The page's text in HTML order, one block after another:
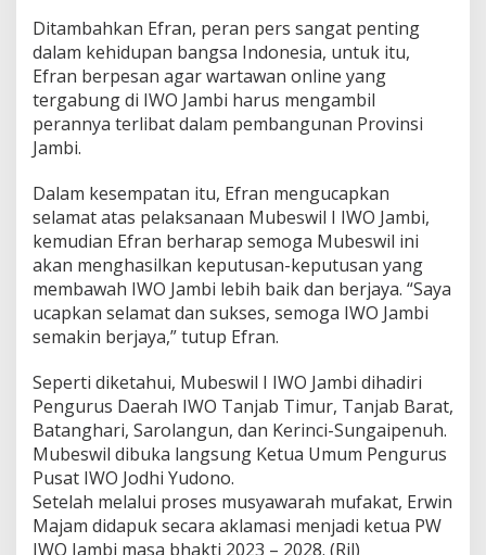
Ditambahkan Efran, peran pers sangat penting
dalam kehidupan bangsa Indonesia, untuk itu,
Efran berpesan agar wartawan online yang
tergabung di IWO Jambi harus mengambil
perannya terlibat dalam pembangunan Provinsi
Jambi.
Dalam kesempatan itu, Efran mengucapkan
selamat atas pelaksanaan Mubeswil I IWO Jambi,
kemudian Efran berharap semoga Mubeswil ini
akan menghasilkan keputusan-keputusan yang
membawah IWO Jambi lebih baik dan berjaya. “Saya
ucapkan selamat dan sukses, semoga IWO Jambi
semakin berjaya,” tutup Efran.
Seperti diketahui, Mubeswil I IWO Jambi dihadiri
Pengurus Daerah IWO Tanjab Timur, Tanjab Barat,
Batanghari, Sarolangun, dan Kerinci-Sungaipenuh.
Mubeswil dibuka langsung Ketua Umum Pengurus
Pusat IWO Jodhi Yudono.
Setelah melalui proses musyawarah mufakat, Erwin
Majam didapuk secara aklamasi menjadi ketua PW
IWO Jambi masa bhakti 2023 – 2028. (Ril)